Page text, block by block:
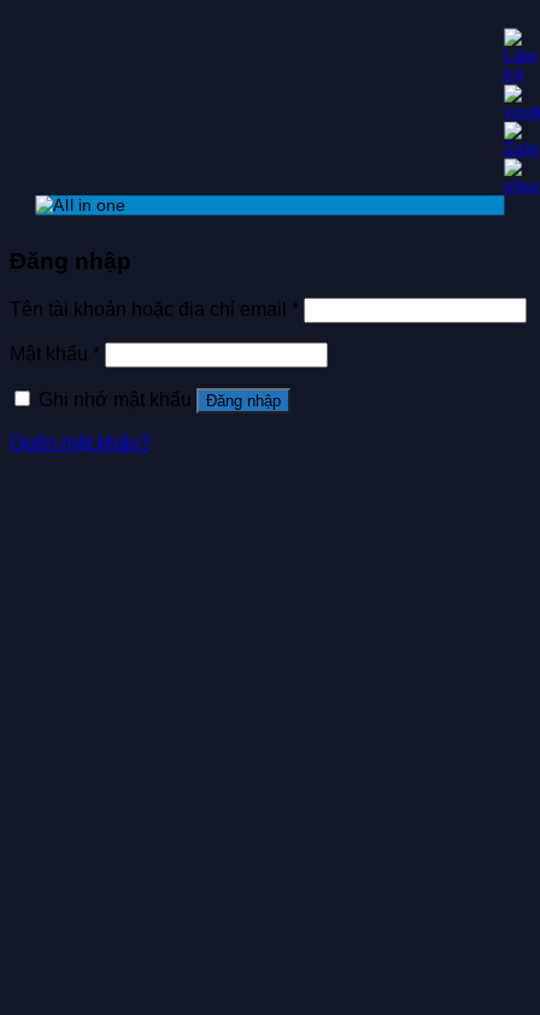
Đăng nhập
Tên tài khoản hoặc địa chỉ email *
Mật khẩu *
Ghi nhớ mật khẩu Đăng nhập
Quên mật khẩu?